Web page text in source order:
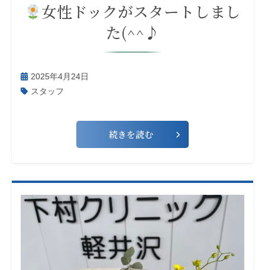
女性ドックがスタートしまし
た(^^♪
2025年4月24日
スタッフ
続きを読む